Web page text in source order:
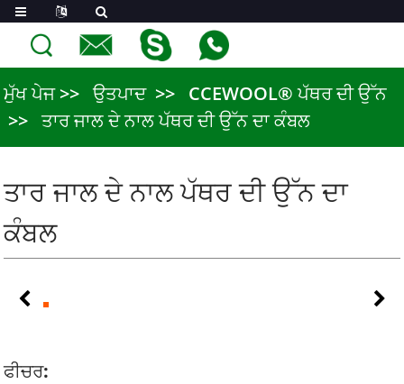
ਮੁੱਖ ਪੇਜ ਉਤਪਾਦ
CCEWOOL® ਪੱਥਰ ਦੀ ਉੱਨ
ਤਾਰ ਜਾਲ ਦੇ ਨਾਲ ਪੱਥਰ ਦੀ ਉੱਨ ਦਾ ਕੰਬਲ
ਤਾਰ ਜਾਲ ਦੇ ਨਾਲ ਪੱਥਰ ਦੀ ਉੱਨ ਦਾ
ਕੰਬਲ
ਫੀਚਰ: